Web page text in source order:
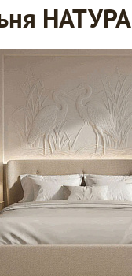
НАТУРА